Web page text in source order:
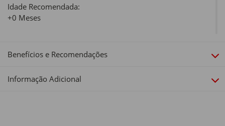
Idade Recomendada:
+0 Meses
Tecido: Poliéster; Estrutura: Aço
Dimensões Aberto: 64 x 47 x 95cm (Altura x Largura x
Benefícios e Recomendações
Informação Adicional